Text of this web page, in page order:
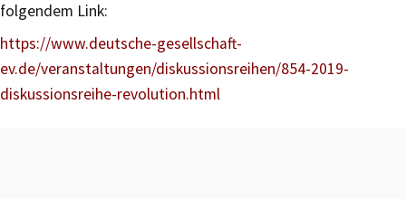
folgendem Link:
https://www.deutsche-gesellschaft-
ev.de/veranstaltungen/diskussionsreihen/854-2019-
diskussionsreihe-revolution.html